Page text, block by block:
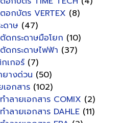
อกบัตร VERTEX (8)
ดาษ (47)
ดกระดาษมือโยก (10)
ดกระดาษไฟฟ้า (37)
เกอร์ (7)
ยางด่วน (50)
เอกสาร (102)
ำลายเอกสาร COMIX (2)
ำลายเอกสาร DAHLE (11)